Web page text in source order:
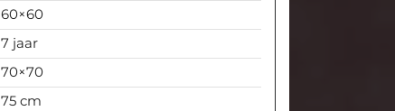
60×60
7 jaar
70×70
75 cm